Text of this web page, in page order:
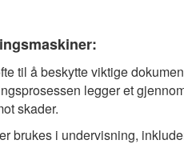
til å beskytte viktige
legger et
skader.
brukes i undervisning,